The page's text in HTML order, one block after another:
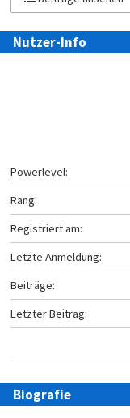
Nutzer-Info
Powerlevel:
Rang:
Registriert am:
Letzte Anmeldung:
Beiträge:
Letzter Beitrag:
Biografie